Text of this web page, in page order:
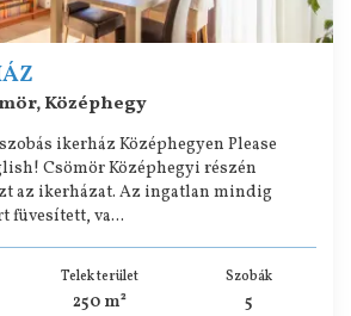
Középhegy
ikerház Középhegyen Please
Csömör Középhegyi részén
az ikerházat. Az ingatlan mindig
füvesített, va...
Telek terület
250 m²
Szobák
5